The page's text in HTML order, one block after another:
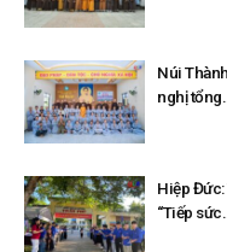
Núi
nghị
Hiệp Đức:
“Tiếp